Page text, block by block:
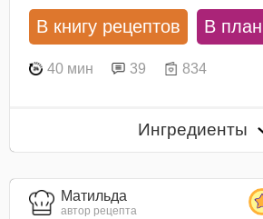
В книгу рецептов В
40 мин 39 834
Ингредиенты
Матильда
автор рецепта